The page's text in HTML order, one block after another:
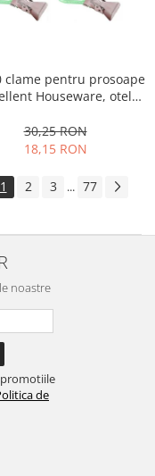
clame pentru prosoape
Houseware, otel
multicolor
30,25 RON
18,15 RON
1 2 3 ... 77
noastre
de